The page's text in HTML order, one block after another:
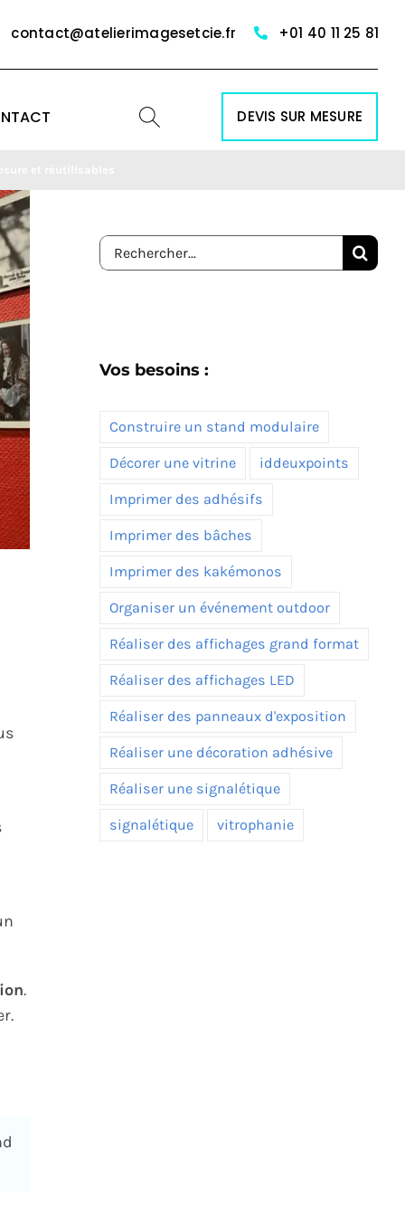
contact@atelierimagesetcie.fr +01 40 11 25 81
DEVIS SUR MESURE
.
Rechercher:
Vos besoins :
Construire un stand modulaire
Décorer une vitrine iddeuxpoints
Imprimer des adhésifs
Imprimer des bâches
Imprimer des kakémonos
Organiser un événement outdoor
Réaliser des affichages grand format
Réaliser des affichages LED
Réaliser des panneaux d'exposition
Réaliser une décoration adhésive
Réaliser une signalétique
signalétique vitrophanie